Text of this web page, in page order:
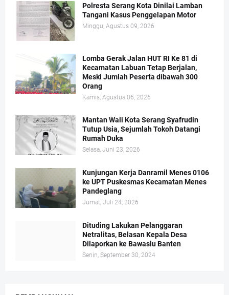
Polresta Serang Kota Dinilai Lamban
Tangani Kasus Penggelapan Motor
Minggu, Agustus 09, 2026
Lomba Gerak Jalan HUT RI Ke 81 di
Kecamatan Labuan Tetap Berjalan,
Meski Jumlah Peserta dibawah 300
Orang
Kamis, Agustus 06, 2026
Mantan Wali Kota Serang Syafrudin
Tutup Usia, Sejumlah Tokoh Datangi
Rumah Duka
Selasa, Juni 23, 2026
Kunjungan Kerja Danramil Menes 0106
ke UPT Puskesmas Kecamatan Menes
Pandeglang
Jumat, Juli 24, 2026
Dituding Lakukan Pelanggaran
Netralitas, Belasan Kepala Desa
Dilaporkan ke Bawaslu Banten
Senin, September 30, 2024